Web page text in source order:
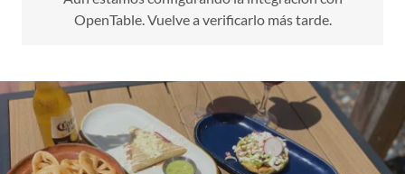
OpenTable. Vuelve a verificarlo más tarde.